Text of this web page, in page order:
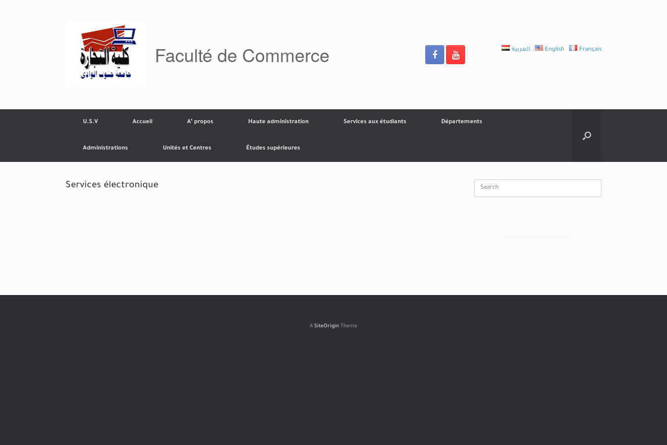
Faculté de Commerce العربية English Français
U.S.V Accueil A’ propos Haute administration Services aux étudiants Départements
Administrations Unités et Centres Études supérieures
Services électronique
Search
A SiteOrigin Theme